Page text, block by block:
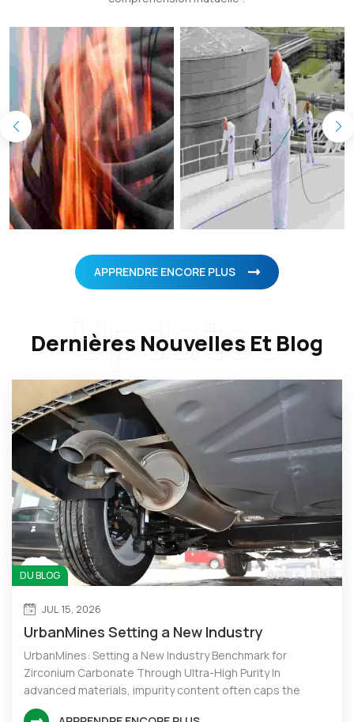
APPRENDRE ENCORE PLUS
Dernières Nouvelles Et Blog
Updates
DU BLOG
JUL 15, 2026
UrbanMines Setting a New Industry
Benchmark for Zirconium Carbonate
UrbanMines: Setting a New Industry Benchmark for
Zirconium Carbonate Through Ultra-High Purity In
advanced materials, impurity content often caps the
performance of finished products. UrbanMines fully